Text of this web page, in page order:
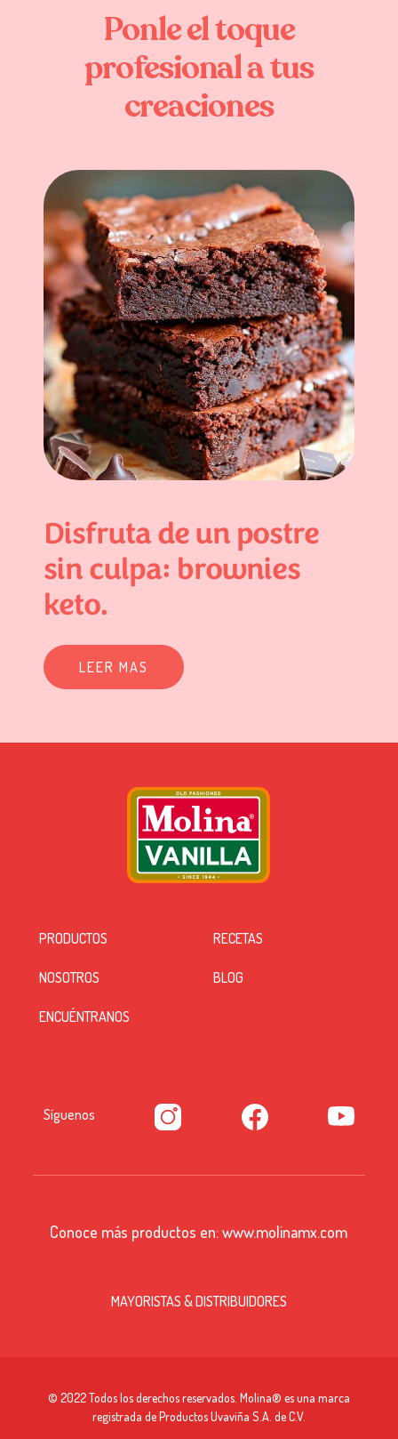
Ponleeltoque
profesionalatus
creaciones
Disfruta de un postre
sin culpa: brownies
keto.
LEER MAS
PRODUCTOS RECETAS
NOSOTROS BLOG
ENCUÉNTRANOS
Síguenos
Conoce más productos en:www.molinamx.com
MAYORISTAS & DISTRIBUIDORES
© 2022 Todos los derechos reservados. Molina® es una marca
registrada de Productos Uvaviña S.A. de C.V.